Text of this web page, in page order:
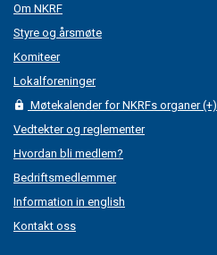
Om NKRF
Styre og årsmøte
Komiteer
Lokalforeninger
Møtekalender for NKRFs organer (+)
Vedtekter og reglementer
Hvordan bli medlem?
Bedriftsmedlemmer
Information in english
Kontakt oss